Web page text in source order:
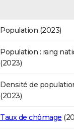
Population (2023)
Population : rang
(2023)
Densité de
(2023)
Taux de chômage